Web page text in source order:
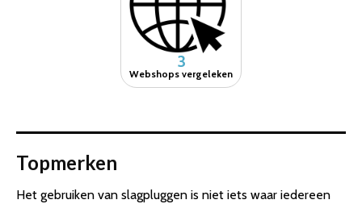
3
Webshops vergeleken
Topmerken
Het gebruiken van slagpluggen is niet iets waar iedereen